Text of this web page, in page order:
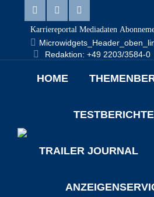
Karriereportal Mediadaten
Redaktion: +49 2203/3584-0
HOME
TESTBERICHTE
TRAILER JOURNAL